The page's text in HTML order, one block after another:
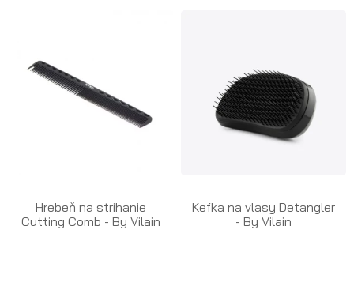
Hrebeň na strihanie
Cutting Comb - By Vilain
Kefka na vlasy Detangler
- By Vilain